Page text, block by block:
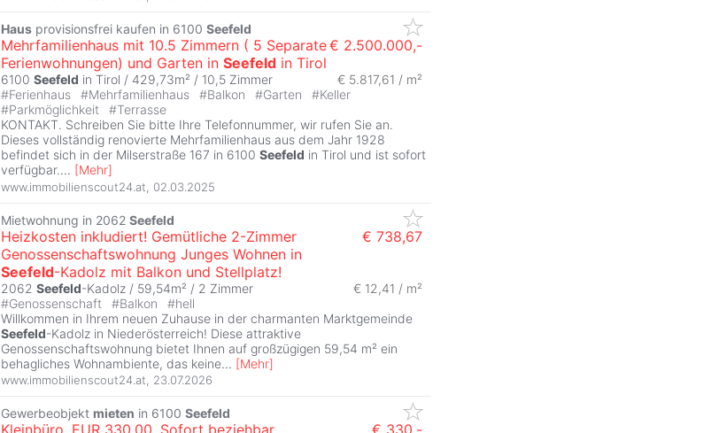
Haus provisionsfrei kaufen in 6100 Seefeld
Mehrfamilienhaus mit 10.5 Zimmern ( 5 Separate
Ferienwohnungen) und Garten in Seefeld in Tirol
€ 2.500.000,-
6100 Seefeld in Tirol / 429,73m² / 10,5 Zimmer
€ 5.817,61 / m²
#Ferienhaus #Mehrfamilienhaus #Balkon #Garten #Keller
#Parkmöglichkeit #Terrasse
KONTAKT. Schreiben Sie bitte Ihre Telefonnummer, wir rufen Sie an.
Dieses vollständig renovierte Mehrfamilienhaus aus dem Jahr 1928
befindet sich in der Milserstraße 167 in 6100 Seefeld in Tirol und ist sofort
verfügbar.... [Mehr]
www.immobilienscout24.at 02.03.2025
Mietwohnung in 2062 Seefeld
Heizkosten inkludiert! Gemütliche 2-Zimmer
Genossenschaftswohnung Junges Wohnen in
Seefeld-Kadolz mit Balkon und Stellplatz!
€ 738,67
2062 Seefeld-Kadolz / 59,54m² / 2 Zimmer
€ 12,41 / m²
#Genossenschaft #Balkon #hell
Willkommen in Ihrem neuen Zuhause in der charmanten Marktgemeinde
Seefeld-Kadolz in Niederösterreich! Diese attraktive
Genossenschaftswohnung bietet Ihnen auf großzügigen 59,54 m² ein
behagliches Wohnambiente, das keine... [Mehr]
www.immobilienscout24.at, 23.07.2026
Gewerbeobjekt mieten in 6100 Seefeld